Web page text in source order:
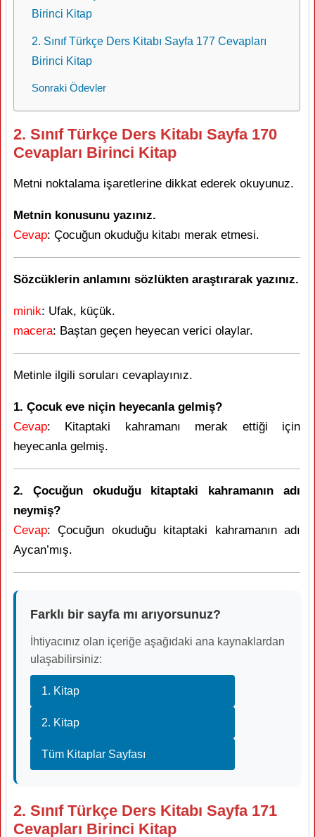
Birinci Kitap
2. Sınıf Türkçe Ders Kitabı Sayfa 177 Cevapları
Birinci Kitap
Sonraki Ödevler
2. Sınıf Türkçe Ders Kitabı Sayfa 170
Cevapları Birinci Kitap
Metni noktalama işaretlerine dikkat ederek okuyunuz.
Metnin konusunu yazınız.
Cevap: Çocuğun okuduğu kitabı merak etmesi.
Sözcüklerin anlamını sözlükten araştırarak yazınız.
minik: Ufak, küçük.
macera: Baştan geçen heyecan verici olaylar.
Metinle ilgili soruları cevaplayınız.
1. Çocuk eve niçin heyecanla gelmiş?
Cevap: Kitaptaki kahramanı merak ettiği için
heyecanla gelmiş.
2. Çocuğun okuduğu kitaptaki kahramanın adı
neymiş?
Cevap: Çocuğun okuduğu kitaptaki kahramanın adı
Aycan’mış.
Farklı bir sayfa mı arıyorsunuz?
İhtiyacınız olan içeriğe aşağıdaki ana kaynaklardan
ulaşabilirsiniz:
1. Kitap
2. Kitap
Tüm Kitaplar Sayfası
2. Sınıf Türkçe Ders Kitabı Sayfa 171
Cevapları Birinci Kitap